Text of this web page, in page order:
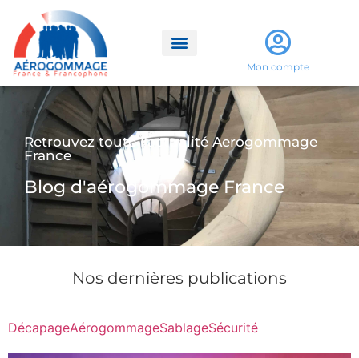
Mon compte
Retrouvez toute l'actualité Aerogommage
France
Blog d'aérogommage France
Nos dernières publications
DécapageAérogommageSablageSécurité